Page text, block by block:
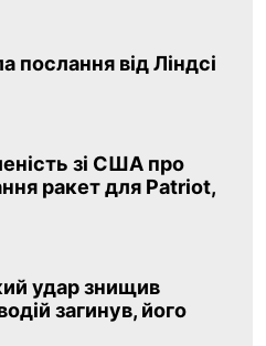
послання від Ліндсі
зі США про
ракет для Patriot,
удар знищив
загинув, його